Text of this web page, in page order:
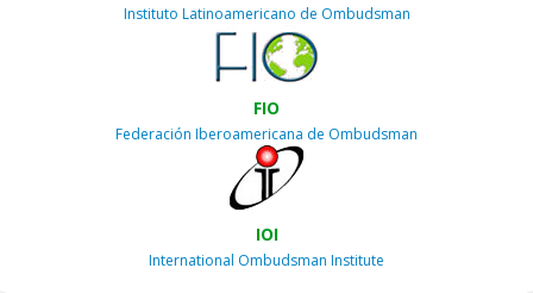
Instituto Latinoamericano de Ombudsman
FIO
Federación Iberoamericana de Ombudsman
IOI
International Ombudsman Institute